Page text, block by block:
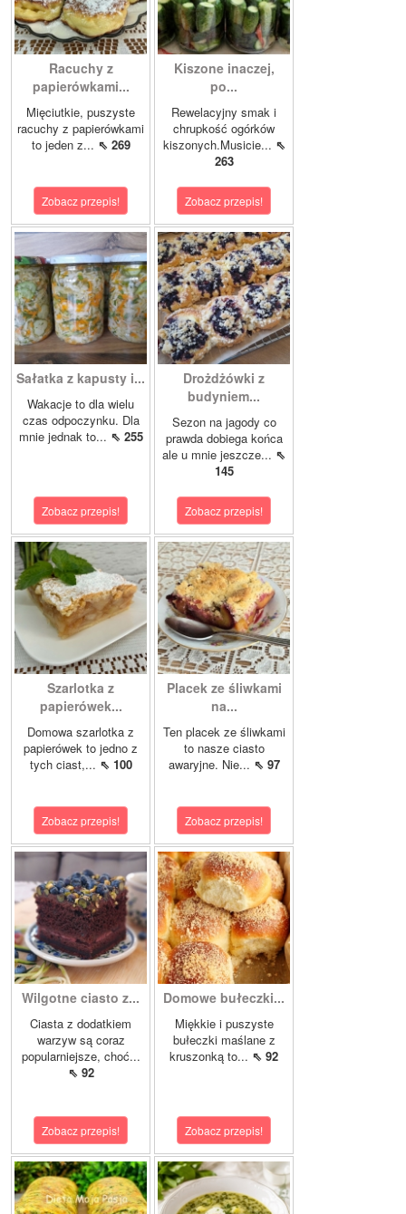
Racuchy z
papierówkami...
Mięciutkie, puszyste
racuchy z papierówkami
to jeden z... ⇖ 269
Zobacz przepis!
Kiszone inaczej,
po...
Rewelacyjny smak i
chrupkość ogórków
kiszonych.Musicie... ⇖
263
Zobacz przepis!
Sałatka z kapusty i...
Wakacje to dla wielu
czas odpoczynku. Dla
mnie jednak to... ⇖ 255
Zobacz przepis!
Drożdżówki z
budyniem...
Sezon na jagody co
prawda dobiega końca
ale u mnie jeszcze... ⇖
145
Zobacz przepis!
Szarlotka z
papierówek...
Domowa szarlotka z
papierówek to jedno z
tych ciast,... ⇖ 100
Zobacz przepis!
Placek ze śliwkami
na...
Ten placek ze śliwkami
to nasze ciasto
awaryjne. Nie... ⇖ 97
Zobacz przepis!
Wilgotne ciasto z...
Ciasta z dodatkiem
warzyw są coraz
popularniejsze, choć...
⇖ 92
Zobacz przepis!
Domowe bułeczki...
Miękkie i puszyste
bułeczki maślane z
kruszonką to... ⇖ 92
Zobacz przepis!